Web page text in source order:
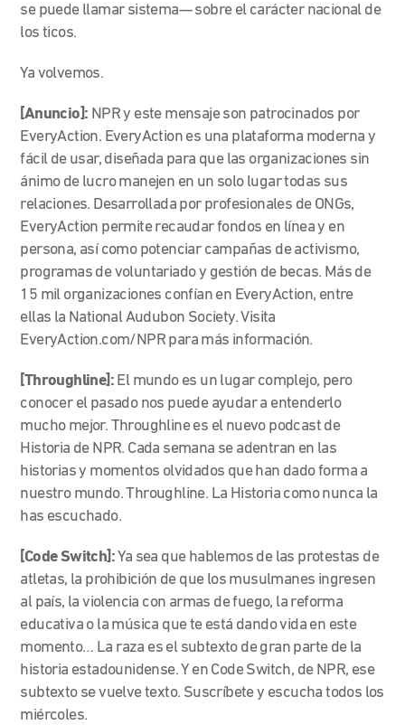
se puede llamar sistema— sobre el carácter nacional de
los ticos.
Ya volvemos.
[Anuncio]: NPR y este mensaje son patrocinados por
EveryAction. EveryAction es una plataforma moderna y
fácil de usar, diseñada para que las organizaciones sin
ánimo de lucro manejen en un solo lugar todas sus
relaciones. Desarrollada por profesionales de ONGs,
EveryAction permite recaudar fondos en línea y en
persona, así como potenciar campañas de activismo,
programas de voluntariado y gestión de becas. Más de
15 mil organizaciones confían en EveryAction, entre
ellas la National Audubon Society. Visita
EveryAction.com/NPR para más información.
[Throughline]: El mundo es un lugar complejo, pero
conocer el pasado nos puede ayudar a entenderlo
mucho mejor. Throughline es el nuevo podcast de
Historia de NPR. Cada semana se adentran en las
historias y momentos olvidados que han dado forma a
nuestro mundo. Throughline. La Historia como nunca la
has escuchado.
[Code Switch]:Ya sea que hablemos de las protestas de
atletas, la prohibición de que los musulmanes ingresen
al país, la violencia con armas de fuego, la reforma
educativa o la música que te está dando vida en este
momento… La raza es el subtexto de gran parte de la
historia estadounidense. Y en Code Switch, de NPR, ese
subtexto se vuelve texto. Suscríbete y escucha todos los
miércoles.